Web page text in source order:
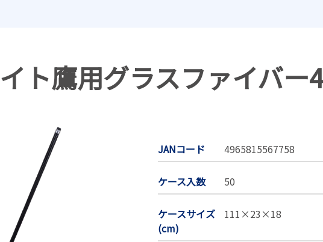
ト鷹用グラスファイバー
JANコード 4965815567758
ケース入数 50
ケースサイズ
(cm)
111×23×18